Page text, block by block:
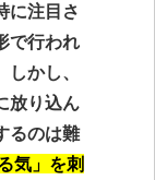
に注目さ
で行われ
かし、
放り込ん
るのは難
気」を刺